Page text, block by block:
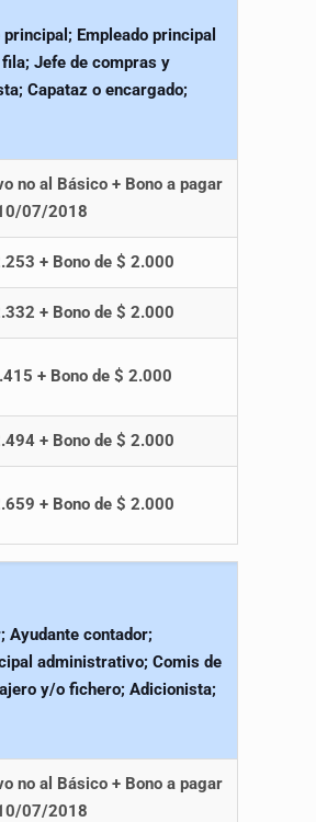
Empleado principal
Jefe de compras y
Capataz o encargado;
no al Básico + Bono a pagar
07/2018
+ Bono de $ 2.000
+ Bono de $ 2.000
+ Bono de $ 2.000
+ Bono de $ 2.000
+ Bono de $ 2.000
Ayudante contador;
administrativo; Comis de
y/o fichero; Adicionista;
no al Básico + Bono a pagar
07/2018